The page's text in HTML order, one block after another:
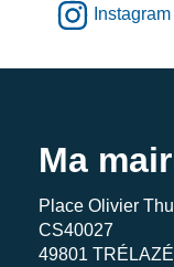
Ma
Place Olivier
CS40027
49801